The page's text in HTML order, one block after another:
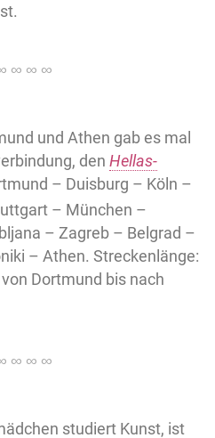
und Athen gab es mal
den Hellas-
– Duisburg – Köln –
– München –
– Zagreb – Belgrad –
– Athen. Streckenlänge:
Dortmund bis nach
studiert Kunst, ist